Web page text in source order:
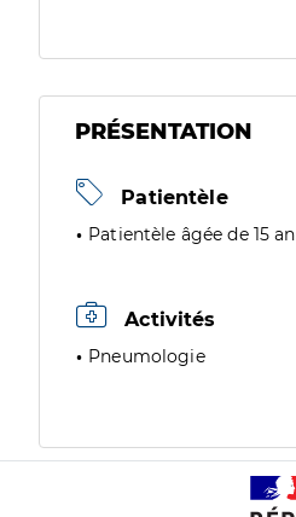
PRÉSENTATION
Patientèle
Patientèle âgée de 15
Activités
Pneumologie